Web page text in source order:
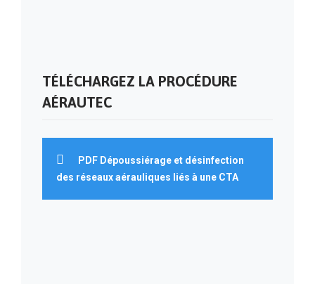
TÉLÉCHARGEZ LA PROCÉDURE
AÉRAUTEC
PDF Dépoussiérage et désinfection
des réseaux aérauliques liés à une CTA